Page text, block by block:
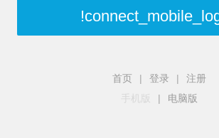
首页 | 登录 |
注册
手机版
| 电脑版